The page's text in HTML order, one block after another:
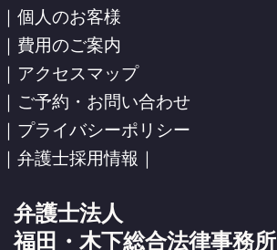
｜個人のお客様
｜費用のご案内
｜アクセスマップ
｜ご予約・お問い合わせ
｜プライバシーポリシー
｜弁護士採用情報｜
弁護士法人
福田・木下総合法律事務所